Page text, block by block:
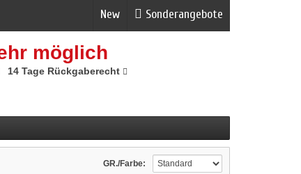
Sonderangebote
New
möglich
14 Tage Rückgaberecht
GR./Farbe: